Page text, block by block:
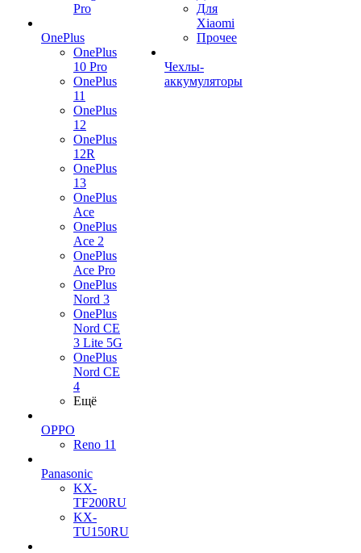
Pro
OnePlus
OnePlus
10 Pro
OnePlus
11
OnePlus
12
OnePlus
12R
OnePlus
13
OnePlus
Ace
OnePlus
Ace 2
OnePlus
Ace Pro
OnePlus
Nord 3
OnePlus
Nord CE
3 Lite 5G
OnePlus
Nord CE
4
Ещё
OPPO
Reno 11
Panasonic
KX-
TF200RU
KX-
TU150RU
Для
Xiaomi
Прочее
Чехлы-
аккумуляторы